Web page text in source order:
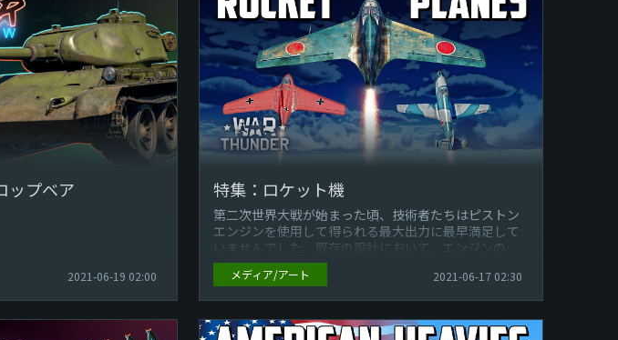
紹...
ップベア
くなったThunder Showの
2021-06-19 02:00
特集：ロケット機
第二次世界大戦が始まった頃、技術者たちはピストン
エンジンを使用して得られる最大出力に最早満足して
いませんでした。既存の設計において、エンジンの性
能をより向上させる方法はエンジン自体...
メディア/アート 2021-06-17 02:30